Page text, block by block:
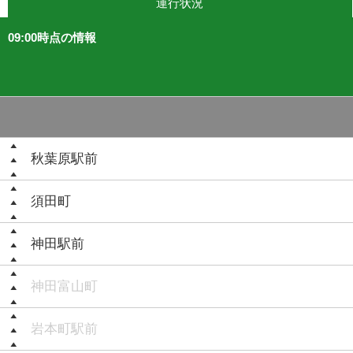
運行状況
09:00時点の情報
秋葉原駅前
須田町
神田駅前
神田富山町
岩本町駅前